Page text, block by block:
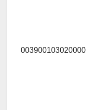
003900103020000